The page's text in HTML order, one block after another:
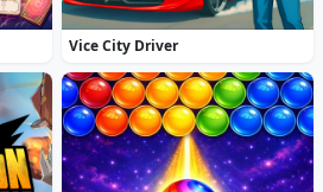
Vice City Driver